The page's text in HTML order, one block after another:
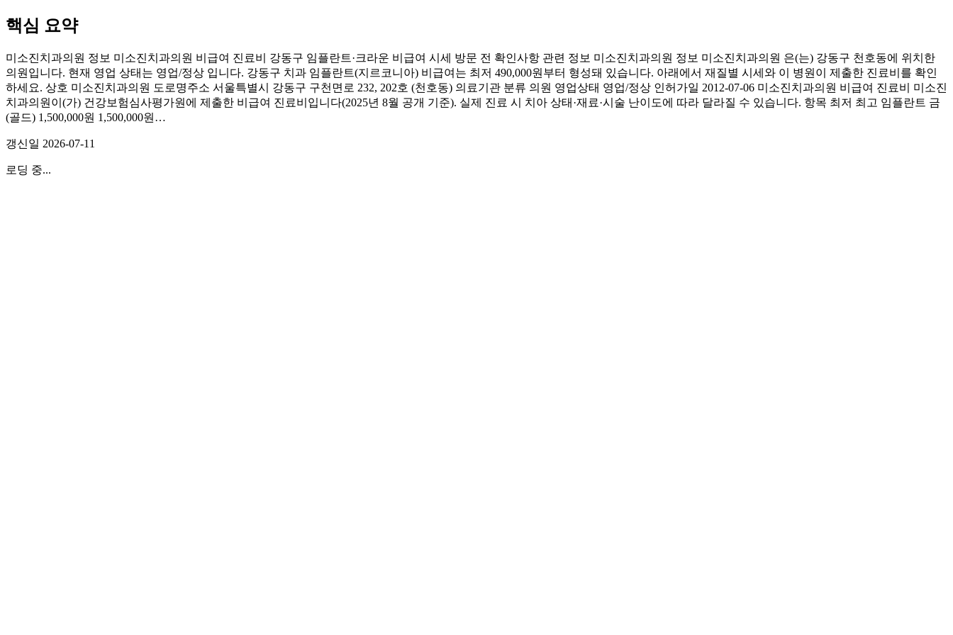
핵심 요약
미소진치과의원 정보 미소진치과의원 비급여 진료비 강동구 임플란트·크라운 비급여 시세 방문 전 확인사항 관련 정보 미소진치과의원 정보 미소진치과의원 은(는) 강동구 천호동에 위치한
의원입니다. 현재 영업 상태는 영업/정상 입니다. 강동구 치과 임플란트(지르코니아) 비급여는 최저 490,000원부터 형성돼 있습니다. 아래에서 재질별 시세와 이 병원이 제출한 진료비를 확인
하세요. 상호 미소진치과의원 도로명주소 서울특별시 강동구 구천면로 232, 202호 (천호동) 의료기관 분류 의원 영업상태 영업/정상 인허가일 2012-07-06 미소진치과의원 비급여 진료비 미소진
치과의원이(가) 건강보험심사평가원에 제출한 비급여 진료비입니다(2025년 8월 공개 기준). 실제 진료 시 치아 상태·재료·시술 난이도에 따라 달라질 수 있습니다. 항목 최저 최고 임플란트 금
(골드) 1,500,000원 1,500,000원…
갱신일 2026-07-11
로딩 중...